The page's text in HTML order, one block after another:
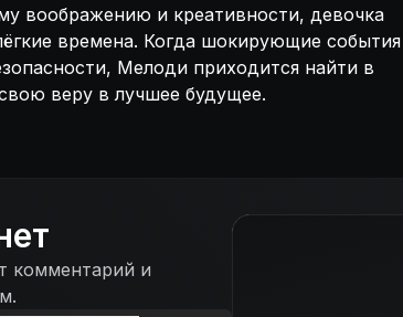
воображению и креативности, девочка
времена. Когда шокирующие события
Мелоди приходится найти в
веру в лучшее будущее.
комментарий и